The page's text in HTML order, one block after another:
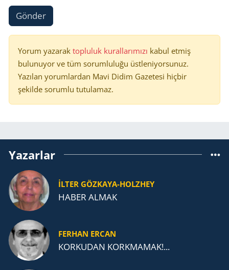
Gönder
Yorum yazarak topluluk kurallarımızı kabul etmiş
bulunuyor ve tüm sorumluluğu üstleniyorsunuz.
Yazılan yorumlardan Mavi Didim Gazetesi hiçbir
şekilde sorumlu tutulamaz.
Yazarlar
İLTER GÖZKAYA-HOLZHEY
HABER ALMAK
FERHAN ERCAN
KORKUDAN KORKMAMAK!...